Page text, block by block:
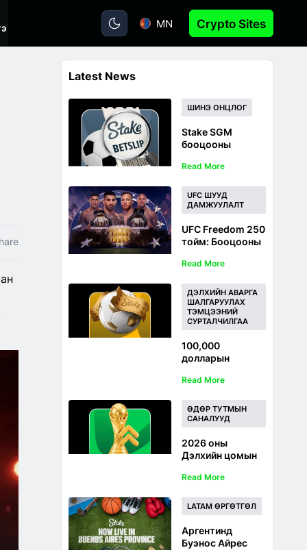
MN Crypto Sites
Latest News
ШИНЭ ОНЦЛОГ
Stake SGM
бооцооны
тайлбар: Нэг
бооцоог хэрхэн
шууд дагах вэ
Read More
UFC ШУУД
ДАМЖУУЛАЛТ
UFC Freedom 250
тойм: Бооцооны
бооцооны
таамаглал болон
шууд
дамжуулалт
Read More
ДЭЛХИЙН АВАРГА
ШАЛГАРУУЛАХ
ТЭМЦЭЭНИЙ
СУРТАЛЧИЛГАА
100,000
долларын
нийтийн
сугалаа: Дэлхийн
аварга
тэмцээний
бооцооны
оролцоорой
Read More
ӨДӨР ТУТМЫН
САНАЛУУД
2026 оны
Дэлхийн цомын
урамшуулал:
магадлал, хагас
цагийн
довтолгоо болон
90 дэх минутын
Read More
LATAM ӨРГӨТГӨЛ
Аргентинд
Буэнос Айрес